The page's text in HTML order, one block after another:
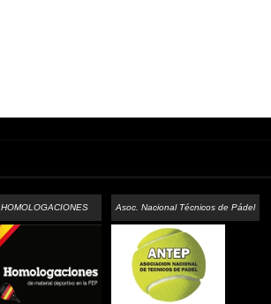
HOMOLOGACIONES Asoc. Nacional Técnicos de Pádel